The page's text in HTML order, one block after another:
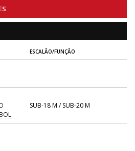
ESCALÃO/FUNÇÃO
SUB-18 M / SUB-20 M